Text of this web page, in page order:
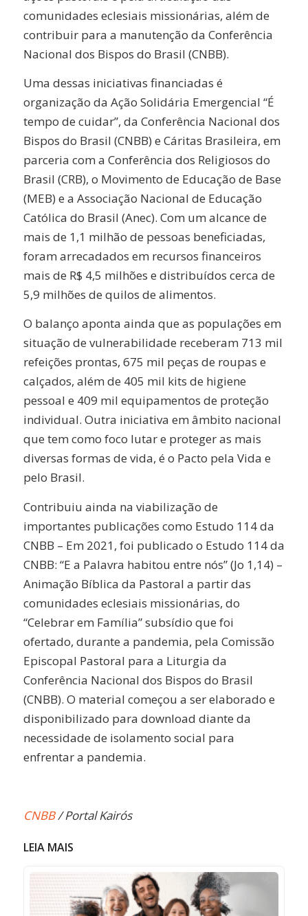
comunidades eclesiais missionárias, além de
contribuir para a manutenção da Conferência
Nacional dos Bispos do Brasil (CNBB).
Uma dessas iniciativas financiadas é
organização da Ação Solidária Emergencial “É
tempo de cuidar”, da Conferência Nacional dos
Bispos do Brasil (CNBB) e Cáritas Brasileira, em
parceria com a Conferência dos Religiosos do
Brasil (CRB), o Movimento de Educação de Base
(MEB) e a Associação Nacional de Educação
Católica do Brasil (Anec). Com um alcance de
mais de 1,1 milhão de pessoas beneficiadas,
foram arrecadados em recursos financeiros
mais de R$ 4,5 milhões e distribuídos cerca de
5,9 milhões de quilos de alimentos.
O balanço aponta ainda que as populações em
situação de vulnerabilidade receberam 713 mil
refeições prontas, 675 mil peças de roupas e
calçados, além de 405 mil kits de higiene
pessoal e 409 mil equipamentos de proteção
individual. Outra iniciativa em âmbito nacional
que tem como foco lutar e proteger as mais
diversas formas de vida, é o Pacto pela Vida e
pelo Brasil.
Contribuiu ainda na viabilização de
importantes publicações como Estudo 114 da
CNBB – Em 2021, foi publicado o Estudo 114 da
CNBB: “E a Palavra habitou entre nós” (Jo 1,14) –
Animação Bíblica da Pastoral a partir das
comunidades eclesiais missionárias, do
“Celebrar em Família” subsídio que foi
ofertado, durante a pandemia, pela Comissão
Episcopal Pastoral para a Liturgia da
Conferência Nacional dos Bispos do Brasil
(CNBB). O material começou a ser elaborado e
disponibilizado para download diante da
necessidade de isolamento social para
enfrentar a pandemia.
CNBB/ Portal Kairós
LEIA MAIS